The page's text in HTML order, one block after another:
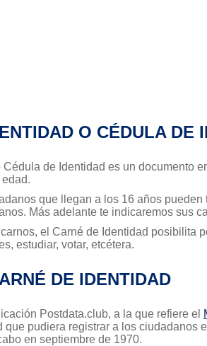
O CÉDULA DE
de Identidad es un documento
edad.
que llegan a los 16 años
Más adelante te indicaremos sus
el Carné de Identidad posibilita
estudiar, votar, etcétera.
DE IDENTIDAD
Postdata.club, a la que refiere el
que pudiera registrar a los ciudadanos
en septiembre de 1970.